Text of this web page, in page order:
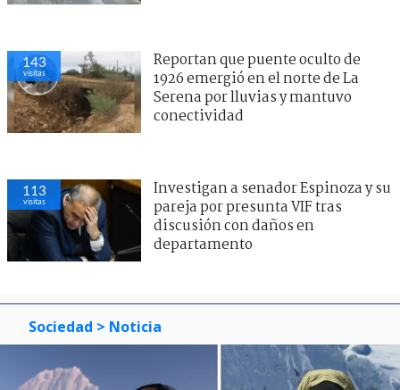
143
visitas
Reportan que puente oculto de
1926 emergió en el norte de La
Serena por lluvias y mantuvo
conectividad
113
visitas
Investigan a senador Espinoza y su
pareja por presunta VIF tras
discusión con daños en
departamento
Sociedad > Noticia